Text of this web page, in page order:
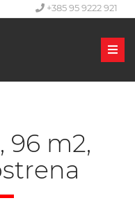
+385 95 9222 921
96 m2,